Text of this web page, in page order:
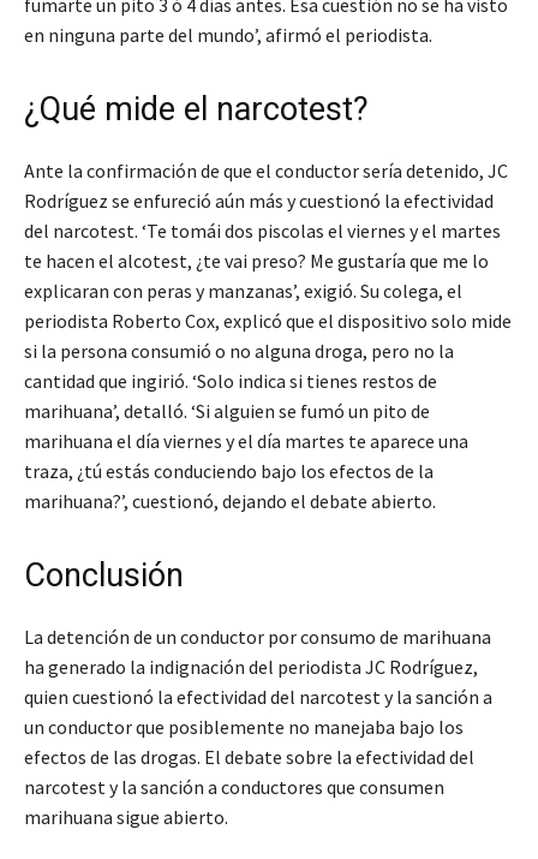
en ninguna parte del mundo’, afirmó el periodista.
¿Qué mide el narcotest?
Ante la confirmación de que el conductor sería detenido, JC
Rodríguez se enfureció aún más y cuestionó la efectividad
del narcotest. ‘Te tomái dos piscolas el viernes y el martes
te hacen el alcotest, ¿te vai preso? Me gustaría que me lo
explicaran con peras y manzanas’, exigió. Su colega, el
periodista Roberto Cox, explicó que el dispositivo solo mide
si la persona consumió o no alguna droga, pero no la
cantidad que ingirió. ‘Solo indica si tienes restos de
marihuana’, detalló. ‘Si alguien se fumó un pito de
marihuana el día viernes y el día martes te aparece una
traza, ¿tú estás conduciendo bajo los efectos de la
marihuana?’, cuestionó, dejando el debate abierto.
Conclusión
La detención de un conductor por consumo de marihuana
ha generado la indignación del periodista JC Rodríguez,
quien cuestionó la efectividad del narcotest y la sanción a
un conductor que posiblemente no manejaba bajo los
efectos de las drogas. El debate sobre la efectividad del
narcotest y la sanción a conductores que consumen
marihuana sigue abierto.